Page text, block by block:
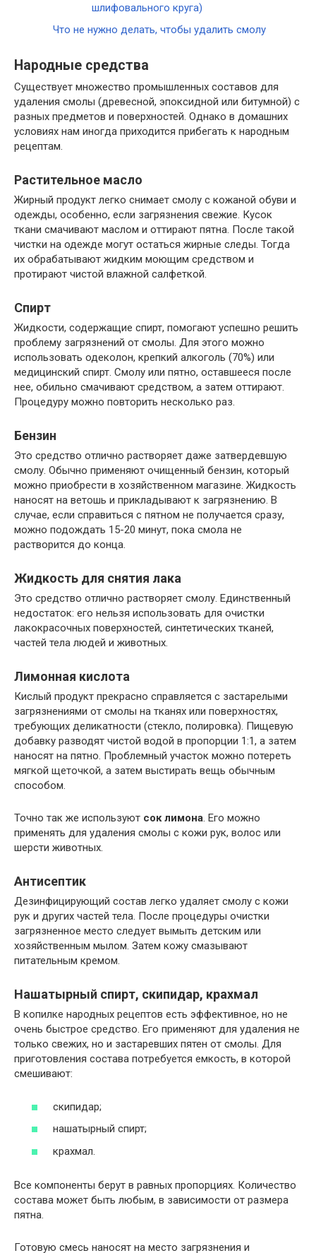
шлифовального круга)
Что не нужно делать, чтобы удалить смолу
Народные средства
Существует множество промышленных составов для
удаления смолы (древесной, эпоксидной или битумной) с
разных предметов и поверхностей. Однако в домашних
условиях нам иногда приходится прибегать к народным
рецептам.
Растительное масло
Жирный продукт легко снимает смолу с кожаной обуви и
одежды, особенно, если загрязнения свежие. Кусок
ткани смачивают маслом и оттирают пятна. После такой
чистки на одежде могут остаться жирные следы. Тогда
их обрабатывают жидким моющим средством и
протирают чистой влажной салфеткой.
Спирт
Жидкости, содержащие спирт, помогают успешно решить
проблему загрязнений от смолы. Для этого можно
использовать одеколон, крепкий алкоголь (70%) или
медицинский спирт. Смолу или пятно, оставшееся после
нее, обильно смачивают средством, а затем оттирают.
Процедуру можно повторить несколько раз.
Бензин
Это средство отлично растворяет даже затвердевшую
смолу. Обычно применяют очищенный бензин, который
можно приобрести в хозяйственном магазине. Жидкость
наносят на ветошь и прикладывают к загрязнению. В
случае, если справиться с пятном не получается сразу,
можно подождать 15-20 минут, пока смола не
растворится до конца.
Жидкость для снятия лака
Это средство отлично растворяет смолу. Единственный
недостаток: его нельзя использовать для очистки
лакокрасочных поверхностей, синтетических тканей,
частей тела людей и животных.
Лимонная кислота
Кислый продукт прекрасно справляется с застарелыми
загрязнениями от смолы на тканях или поверхностях,
требующих деликатности (стекло, полировка). Пищевую
добавку разводят чистой водой в пропорции 1:1, а затем
наносят на пятно. Проблемный участок можно потереть
мягкой щеточкой, а затем выстирать вещь обычным
способом.
Точно так же используют сок лимона. Его можно
применять для удаления смолы с кожи рук, волос или
шерсти животных.
Антисептик
Дезинфицирующий состав легко удаляет смолу с кожи
рук и других частей тела. После процедуры очистки
загрязненное место следует вымыть детским или
хозяйственным мылом. Затем кожу смазывают
питательным кремом.
Нашатырный спирт, скипидар, крахмал
В копилке народных рецептов есть эффективное, но не
очень быстрое средство. Его применяют для удаления не
только свежих, но и застаревших пятен от смолы. Для
приготовления состава потребуется емкость, в которой
смешивают:
скипидар;
нашатырный спирт;
крахмал.
Все компоненты берут в равных пропорциях. Количество
состава может быть любым, в зависимости от размера
пятна.
Готовую смесь наносят на место загрязнения и